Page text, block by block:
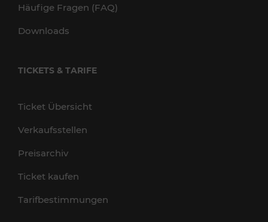
Häufige Fragen (FAQ)
Downloads
TICKETS & TARIFE
Ticket Übersicht
Verkaufsstellen
Preisarchiv
Ticket kaufen
Tarifbestimmungen